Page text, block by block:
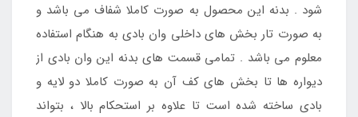
شود . بدنه این محصول به صورت کاملا شفاف می باشد و
به صورت تار بخش های داخلی وان بادی به هنگام استفاده
معلوم می باشد . تمامی قسمت های بدنه این وان بادی از
دیواره ها تا بخش های کف آن به صورت کاملا دو لایه و
بادی ساخته شده است تا علاوه بر استحکام بالا ، بتواند